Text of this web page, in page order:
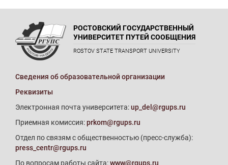
РОСТОВСКИЙ ГОСУДАРСТВЕННЫЙ
УНИВЕРСИТЕТ ПУТЕЙ СООБЩЕНИЯ
ROSTOV STATE TRANSPORT UNIVERSITY
Сведения об образовательной организации
Реквизиты
Электронная почта университета:up_del@rgups.ru
Приемная комиссия:prkom@rgups.ru
Отдел по связям с общественностью (пресс-служба):
press_centr@rgups.ru
По вопросам работы сайта:www@rgups.ru